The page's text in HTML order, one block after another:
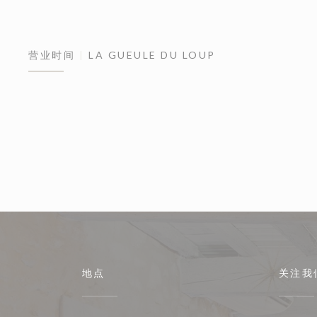
营业时间 LA GUEULE DU LOUP
地点 关注我